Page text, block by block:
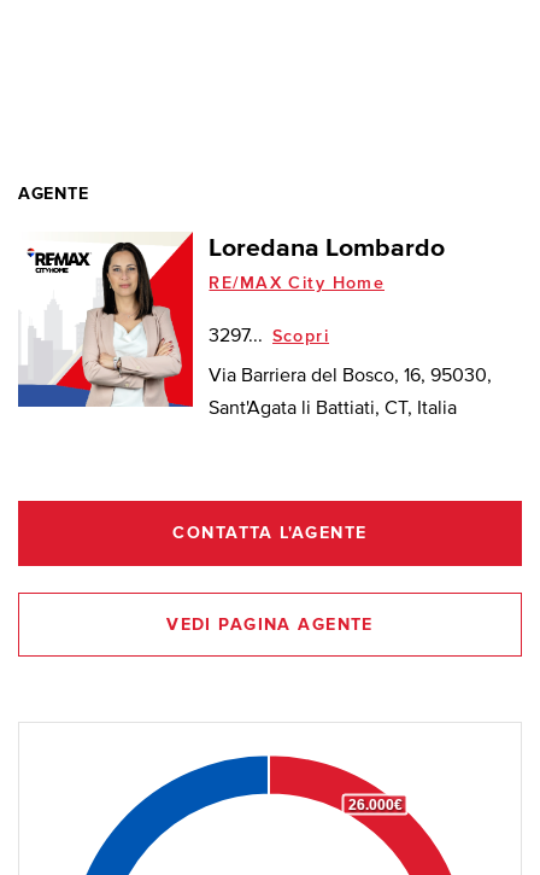
AGENTE
Loredana Lombardo
RE/MAX City Home
3297... Scopri
Via Barriera del Bosco, 16, 95030,
Sant'Agata li Battiati, CT, Italia
CONTATTA L'AGENTE
VEDI PAGINA AGENTE
26.000€